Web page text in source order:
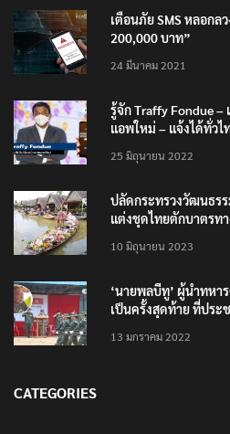
เตือนภัย SMS หลอกล
200,000 บาท”
24 มีนาคม 2021
รู้จัก Traffy Fondue –
แอพใหม่ – แจ้งได้ทั่วไ
25 มิถุนายน 2022
ปลัดกระทรวงวัฒนธรร
แต่งชุดไทยตักบาตรท
10 มิถุนายน 2023
‘นายพลบีทู’ ผู้นำทหา
เป็นครั้งสุดท้าย ที่ประ
13 มกราคม 2022
CATEGORIES